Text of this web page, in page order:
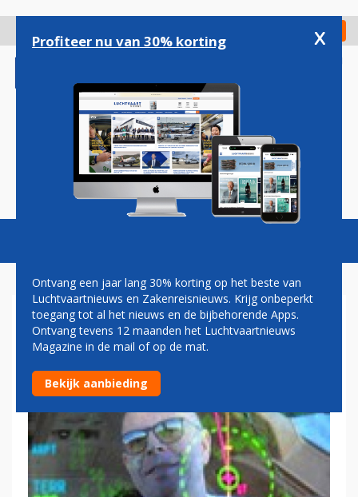
gaan
Check in
Magazine Podcasts Vacatures
JAN COCHERET: ER ZIJN
GRENZEN
Profiteer nu van 30% korting x
Ontvang een jaar lang 30% korting op het beste van
Luchtvaartnieuws en Zakenreisnieuws. Krijg onbeperkt
toegang tot al het nieuws en de bijbehorende Apps.
Ontvang tevens 12 maanden het Luchtvaartnieuws
Magazine in de mail of op de mat.
Bekijk aanbieding